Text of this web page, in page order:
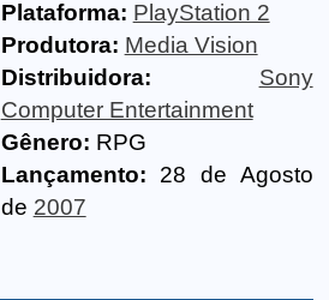
Plataforma: PlayStation 2
Produtora: Media Vision
Distribuidora:
Sony
Computer Entertainment
Gênero: RPG
Lançamento: 28 de Agosto
de 2007